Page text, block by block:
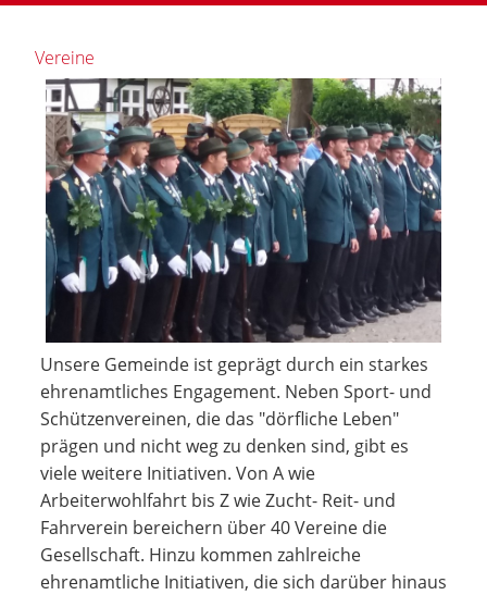
Vereine
Unsere Gemeinde ist geprägt durch ein starkes
ehrenamtliches Engagement. Neben Sport- und
Schützenvereinen, die das "dörfliche Leben"
prägen und nicht weg zu denken sind, gibt es
viele weitere Initiativen. Von A wie
Arbeiterwohlfahrt bis Z wie Zucht- Reit- und
Fahrverein bereichern über 40 Vereine die
Gesellschaft. Hinzu kommen zahlreiche
ehrenamtliche Initiativen, die sich darüber hinaus